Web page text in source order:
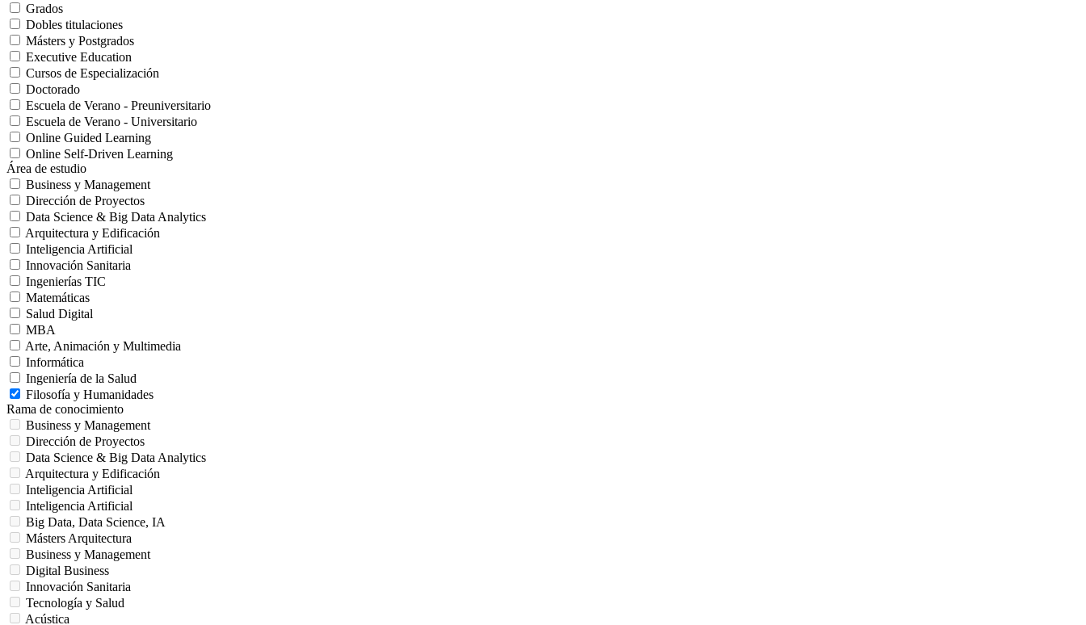
Grados
Dobles titulaciones
Másters y Postgrados
Executive Education
Cursos de Especialización
Doctorado
Escuela de Verano - Preuniversitario
Escuela de Verano - Universitario
Online Guided Learning
Online Self-Driven Learning
Área de estudio
Business y Management
Dirección de Proyectos
Data Science & Big Data Analytics
Arquitectura y Edificación
Inteligencia Artificial
Innovación Sanitaria
Ingenierías TIC
Matemáticas
Salud Digital
MBA
Arte, Animación y Multimedia
Informática
Ingeniería de la Salud
Filosofía y Humanidades
Rama de conocimiento
Business y Management
Dirección de Proyectos
Data Science & Big Data Analytics
Arquitectura y Edificación
Inteligencia Artificial
Inteligencia Artificial
Big Data, Data Science, IA
Másters Arquitectura
Business y Management
Digital Business
Innovación Sanitaria
Tecnología y Salud
Acústica